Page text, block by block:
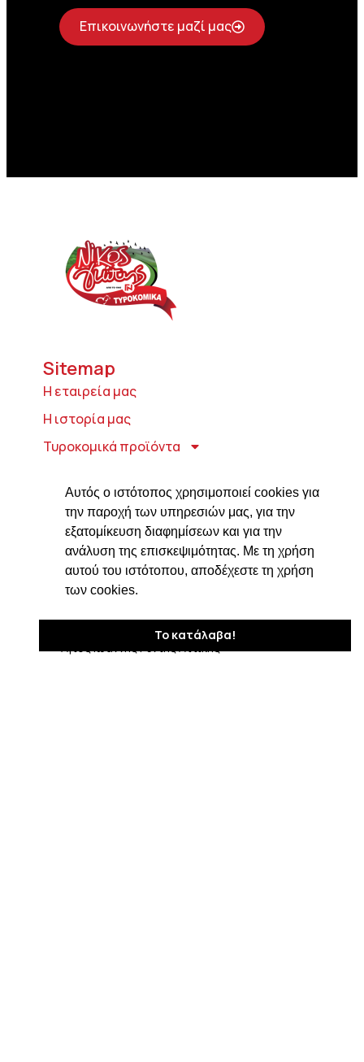
Αυτός ο ιστότοπος χρησιμοποιεί cookies για
την παροχή των υπηρεσιών μας, για την
εξατομίκευση διαφημίσεων και για την
ανάλυση της επισκεψιμότητας. Με τη χρήση
αυτού του ιστότοπου, αποδέχεστε τη χρήση
των cookies.
Το κατάλαβα!
Επικοινωνήστε μαζί μας
Sitemap
Η εταιρεία μας
Η ιστορία μας
Τυροκομικά προϊόντα
Τοσίτσα
Delicatessen
Συνταγές
Επικοινωνία
Δαβάκη 7, ΤΚ 182 33